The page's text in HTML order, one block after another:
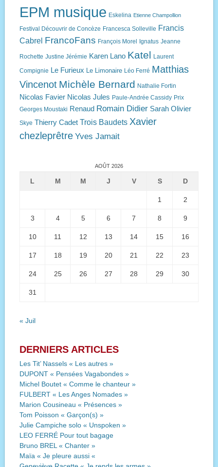
EPM musique Eskelina Etienne Champollion
Festival Découvrir de Concèze Francesca Solleville Francis
Cabrel FrancoFans François Morel Ignatus Jeanne
Rochette Justine Jérémie Karen Lano Katel Laurent
Compignie Le Furieux Le Limonaire Léo Ferré Matthias
Vincenot Michèle Bernard Nathalie Fortin
Nicolas Favier Nicolas Jules Paule-Andrée Cassidy Prix
Georges Moustaki Renaud Romain Didier Sarah Olivier
Skye Thierry Cadet Trois Baudets Xavier
chezleprêtre Yves Jamait
AOÛT 2026
L M M J V S D
1 2
3 4 5 6 7 8 9
10 11 12 13 14 15 16
17 18 19 20 21 22 23
24 25 26 27 28 29 30
31
« Juil
DERNIERS ARTICLES
Les Tit’ Nassels « Les autres »
DUPONT « Pensées Vagabondes »
Michel Boutet « Comme le chanteur »
FULBERT « Les Anges Nomades »
Marion Cousineau « Présences »
Tom Poisson « Garçon(s) »
Julie Campiche solo « Unspoken »
LEO FERRÉ Pour tout bagage
Bruno BREL « Chanter »
Maïa « Je pleure aussi «